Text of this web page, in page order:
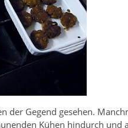
Gegend gesehen.
Kühen hindurch und